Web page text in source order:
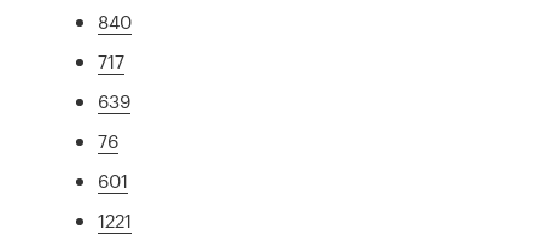
840
717
639
76
601
1221